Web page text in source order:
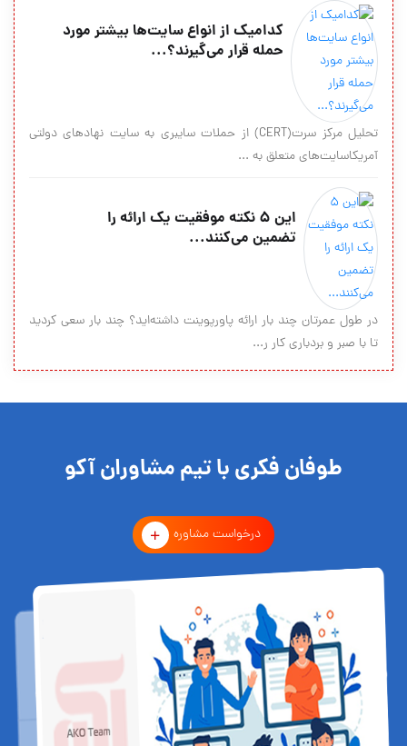
کدامیک از انواع سایت‌ها بیشتر مورد
حمله قرار می‌گیرند؟...
تحلیل مرکز سرت(CERT) از حملات سایبری به سایت نهادهای دولتی
آمریکاسایت‌های متعلق به ...
این ۵ نکته موفقیت یک ارائه را
تضمین می‌کنند...
در طول عمرتان چند بار ارائه پاورپوینت داشته‌اید؟ چند بار سعی کردید
تا با صبر و بردباری کار ر...
طوفان فکری با تیم مشاوران آکو
درخواست مشاوره